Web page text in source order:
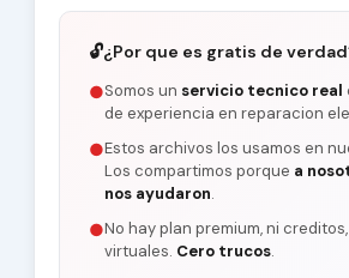
🔓¿Por que es gratis de
●Somos un servicio tecnico real
de experiencia en reparacion
●Estos archivos los usamos en
Los compartimos porque a
nos ayudaron.
●No hay plan premium, ni
virtuales. Cero trucos.